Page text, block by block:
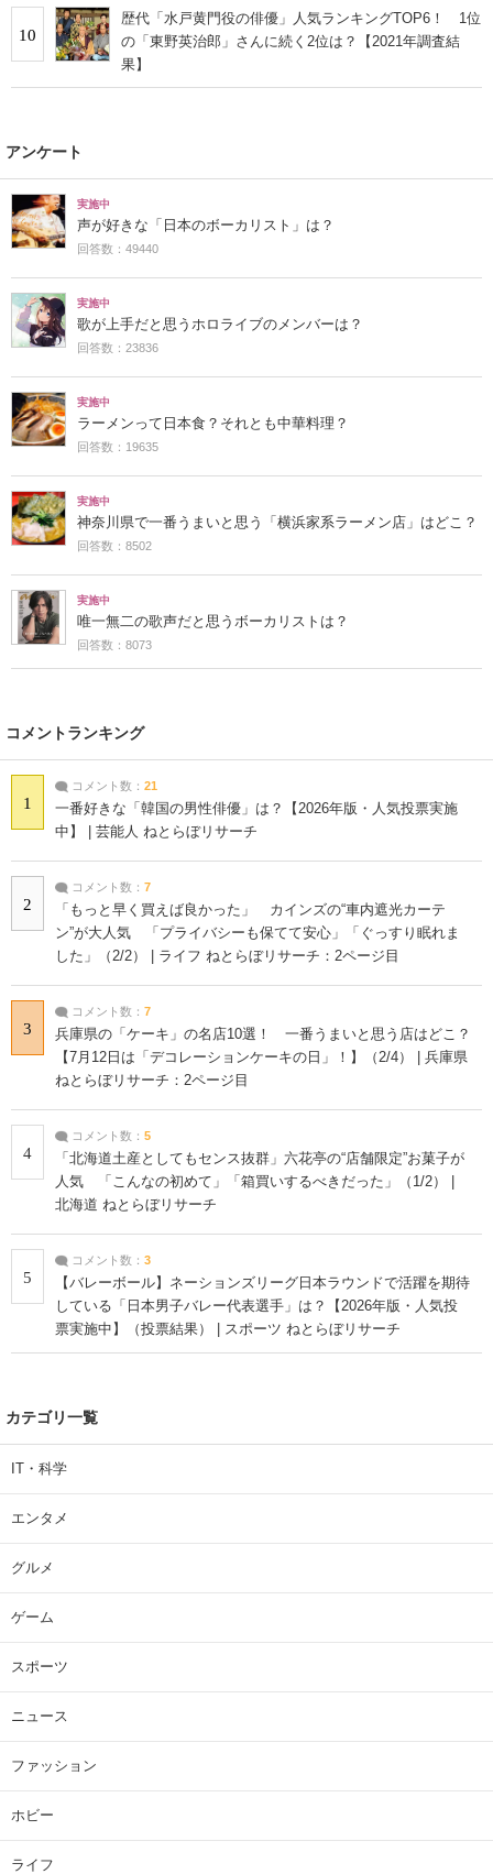
10
歴代「水戸黄門役の俳優」人気ランキングTOP6！ 1位
の「東野英治郎」さんに続く2位は？【2021年調査結
果】
アンケート
実施中
声が好きな「日本のボーカリスト」は？
回答数：49440
実施中
歌が上手だと思うホロライブのメンバーは？
回答数：23836
実施中
ラーメンって日本食？それとも中華料理？
回答数：19635
実施中
神奈川県で一番うまいと思う「横浜家系ラーメン店」はどこ？
回答数：8502
実施中
唯一無二の歌声だと思うボーカリストは？
回答数：8073
コメントランキング
1
コメント数： 21
一番好きな「韓国の男性俳優」は？【2026年版・人気投票実施
中】 | 芸能人 ねとらぼリサーチ
2
コメント数： 7
「もっと早く買えば良かった」 カインズの“車内遮光カーテ
ン”が大人気 「プライバシーも保てて安心」「ぐっすり眠れま
した」（2/2） | ライフ ねとらぼリサーチ：2ページ目
3
コメント数： 7
兵庫県の「ケーキ」の名店10選！ 一番うまいと思う店はどこ？
【7月12日は「デコレーションケーキの日」！】（2/4） | 兵庫県
ねとらぼリサーチ：2ページ目
4
コメント数： 5
「北海道土産としてもセンス抜群」六花亭の“店舗限定”お菓子が
人気 「こんなの初めて」「箱買いするべきだった」（1/2） |
北海道 ねとらぼリサーチ
5
コメント数： 3
【バレーボール】ネーションズリーグ日本ラウンドで活躍を期待
している「日本男子バレー代表選手」は？【2026年版・人気投
票実施中】（投票結果） | スポーツ ねとらぼリサーチ
カテゴリ一覧
IT・科学
エンタメ
グルメ
ゲーム
スポーツ
ニュース
ファッション
ホビー
ライフ